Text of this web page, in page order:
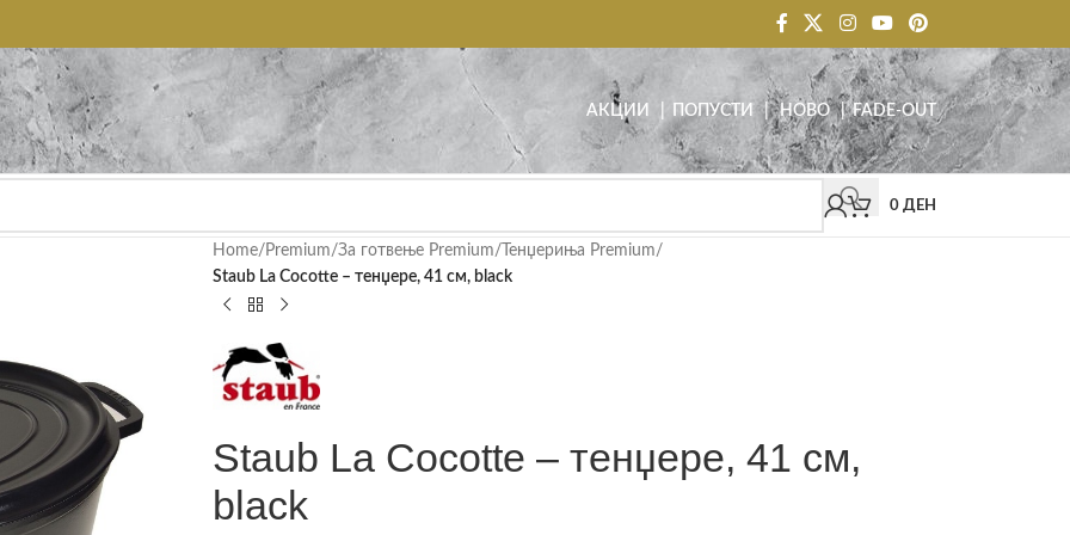
АКЦИИ | ПОПУСТИ |НОВО|FADE-OUT
0 ДЕН
Home/ Premium/За готвење Premium/ Тенџериња Premium/
Staub La Cocotte – тенџере, 41 см, black
Staub La Cocotte – тенџере, 41 см,
black